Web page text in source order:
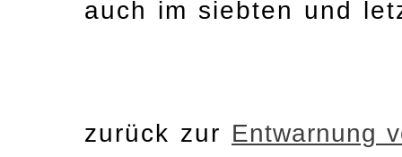
auch im siebten und
zurück zur Entwarnung